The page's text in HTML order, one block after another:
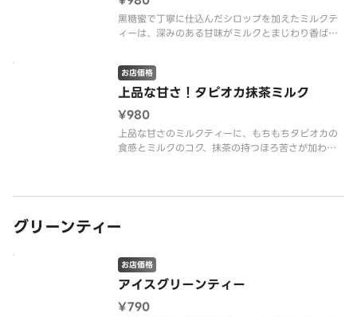
黒糖蜜で丁寧に仕込んだシロップを加えたミルクテ
ィーは、深みのある甘味がミルクとまじわり香ばし
る一杯です。
上品な甘さ！タピオカ抹茶ミルク
お店価格
¥980
上品な甘さのミルクティーに、もちもちタピオカの
食感とミルクのコク、抹茶の持つほろ苦さが加わ
グリーンティー
アイスグリーンティー
お店価格
¥790